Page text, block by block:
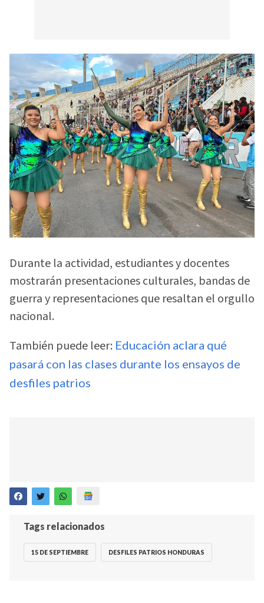
Durante la actividad, estudiantes y docentes
mostrarán presentaciones culturales, bandas de
guerra y representaciones que resaltan el orgullo
nacional.
También puede leer: Educación aclara qué
pasará con las clases durante los ensayos de
desfiles patrios
Tags relacionados
15 DE SEPTIEMBRE DESFILES PATRIOS HONDURAS